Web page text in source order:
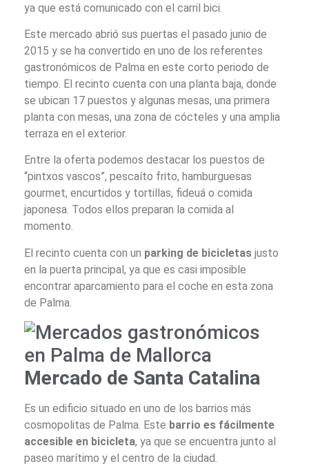
ya que está comunicado con el carril bici.
Este mercado abrió sus puertas el pasado junio de
2015 y se ha convertido en uno de los referentes
gastronómicos de Palma en este corto periodo de
tiempo. El recinto cuenta con una planta baja, donde
se ubican 17 puestos y algunas mesas, una primera
planta con mesas, una zona de cócteles y una amplia
terraza en el exterior.
Entre la oferta podemos destacar los puestos de
“pintxos vascos”, pescaíto frito, hamburguesas
gourmet, encurtidos y tortillas, fideuá o comida
japonesa. Todos ellos preparan la comida al
momento.
El recinto cuenta con un parking de bicicletas justo
en la puerta principal, ya que es casi imposible
encontrar aparcamiento para el coche en esta zona
de Palma.
Mercado de Santa Catalina
Es un edificio situado en uno de los barrios más
cosmopolitas de Palma. Este barrio es fácilmente
accesible en bicicleta, ya que se encuentra junto al
paseo marítimo y el centro de la ciudad.